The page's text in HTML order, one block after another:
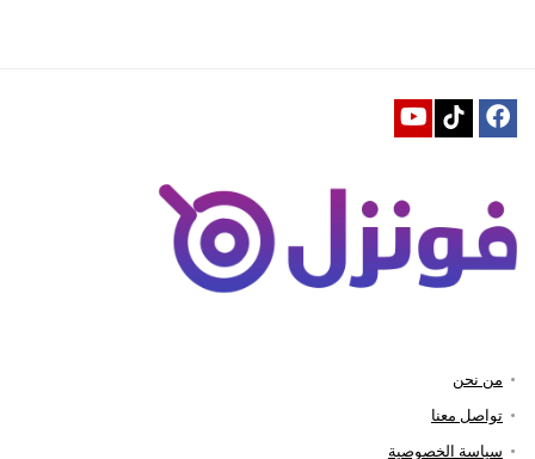
من نحن
تواصل معنا
سياسة الخصوصية